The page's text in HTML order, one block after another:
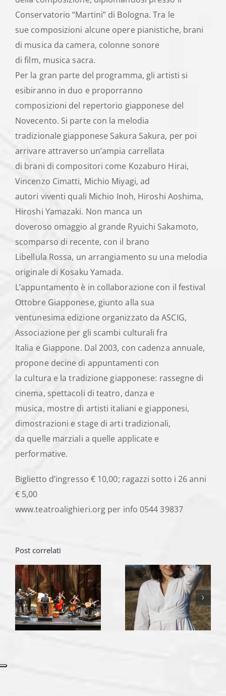
Conservatorio “Martini” di Bologna. Tra le
sue composizioni alcune opere pianistiche, brani
di musica da camera, colonne sonore
di film, musica sacra.
Per la gran parte del programma, gli artisti si
esibiranno in duo e proporranno
composizioni del repertorio giapponese del
Novecento. Si parte con la melodia
tradizionale giapponese Sakura Sakura, per poi
arrivare attraverso un’ampia carrellata
di brani di compositori come Kozaburo Hirai,
Vincenzo Cimatti, Michio Miyagi, ad
autori viventi quali Michio Inoh, Hiroshi Aoshima,
Hiroshi Yamazaki. Non manca un
doveroso omaggio al grande Ryuichi Sakamoto,
scomparso di recente, con il brano
Libellula Rossa, un arrangiamento su una melodia
originale di Kosaku Yamada.
L’appuntamento è in collaborazione con il festival
Ottobre Giapponese, giunto alla sua
ventunesima edizione organizzato da ASCIG,
Associazione per gli scambi culturali fra
Italia e Giappone. Dal 2003, con cadenza annuale,
propone decine di appuntamenti con
la cultura e la tradizione giapponese: rassegne di
cinema, spettacoli di teatro, danza e
musica, mostre di artisti italiani e giapponesi,
dimostrazioni e stage di arti tradizionali,
da quelle marziali a quelle applicate e
performative.
Biglietto d’ingresso € 10,00; ragazzi sotto i 26 anni
€ 5,00
www.teatroalighieri.org per info 0544 39837
Post correlati